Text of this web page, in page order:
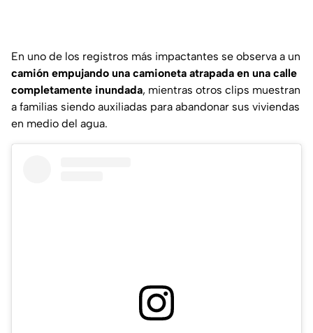
En uno de los registros más impactantes se observa a un
camión empujando una camioneta atrapada en una calle
completamente inundada, mientras otros clips muestran
a familias siendo auxiliadas para abandonar sus viviendas
en medio del agua.